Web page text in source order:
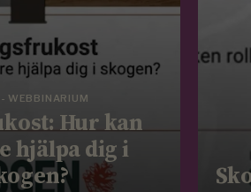
WEBBINARIUM
Hur kan
hjälpa dig i